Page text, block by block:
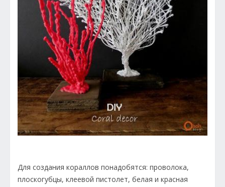
Для создания кораллов понадобятся: проволока,
плоскогубцы, клеевой пистолет, белая и красная